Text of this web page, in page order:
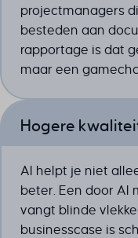
projectmanagers
besteden aan
rapportage is dat
maar een
Hogere
AI helpt je niet
beter. Een door AI
vangt blinde
businesscase is